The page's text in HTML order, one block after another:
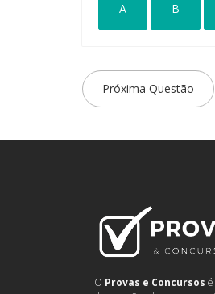
A B
Próxima Questão
O Provas e Concursos